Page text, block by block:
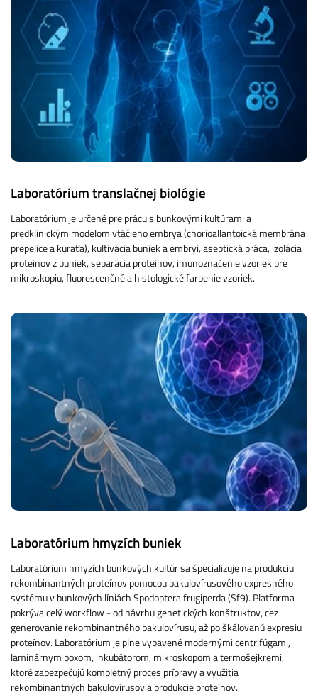
Laboratórium translačnej biológie
Laboratórium je určené pre prácu s bunkovými kultúrami a
predklinickým modelom vtáčieho embrya (chorioallantoická membrána
prepelice a kuraťa), kultivácia buniek a embryí, aseptická práca, izolácia
proteínov z buniek, separácia proteínov, imunoznačenie vzoriek pre
mikroskopiu, fluorescenčné a histologické farbenie vzoriek.
Laboratórium hmyzích buniek
Laboratórium hmyzích bunkových kultúr sa špecializuje na produkciu
rekombinantných proteínov pomocou bakulovírusového expresného
systému v bunkových líniách Spodoptera frugiperda (Sf9). Platforma
pokrýva celý workflow - od návrhu genetických konštruktov, cez
generovanie rekombinantného bakulovírusu, až po škálovanú expresiu
proteínov. Laboratórium je plne vybavené modernými centrifúgami,
laminárnym boxom, inkubátorom, mikroskopom a termošejkremi,
ktoré zabezpečujú kompletný proces prípravy a využitia
rekombinantných bakulovírusov a produkcie proteínov.